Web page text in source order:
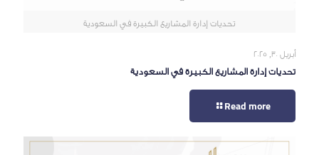
تحديات إدارة المشاريع الكبيرة في السعودية
أبريل 30, 2025
تحديات إدارة المشاريع الكبيرة في السعودية
Read more